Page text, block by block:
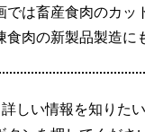
では畜産食肉のカ
食肉の新製品製造に
しい情報を知りた